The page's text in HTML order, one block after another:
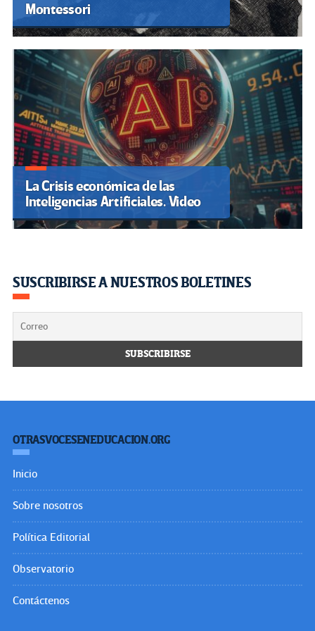
Montessori
La Crisis económica de las
Inteligencias Artificiales. Video
SUSCRIBIRSE A NUESTROS BOLETINES
OTRASVOCESENEDUCACION.ORG
Inicio
Sobre nosotros
Política Editorial
Observatorio
Contáctenos